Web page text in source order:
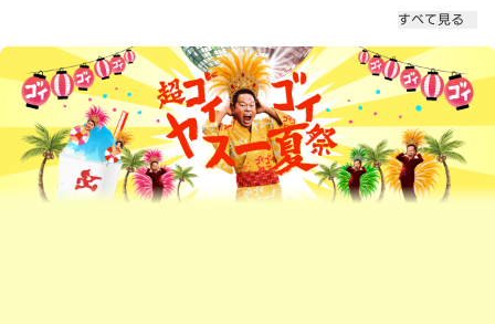
すべて見る
超ゴイゴイヤスー夏祭